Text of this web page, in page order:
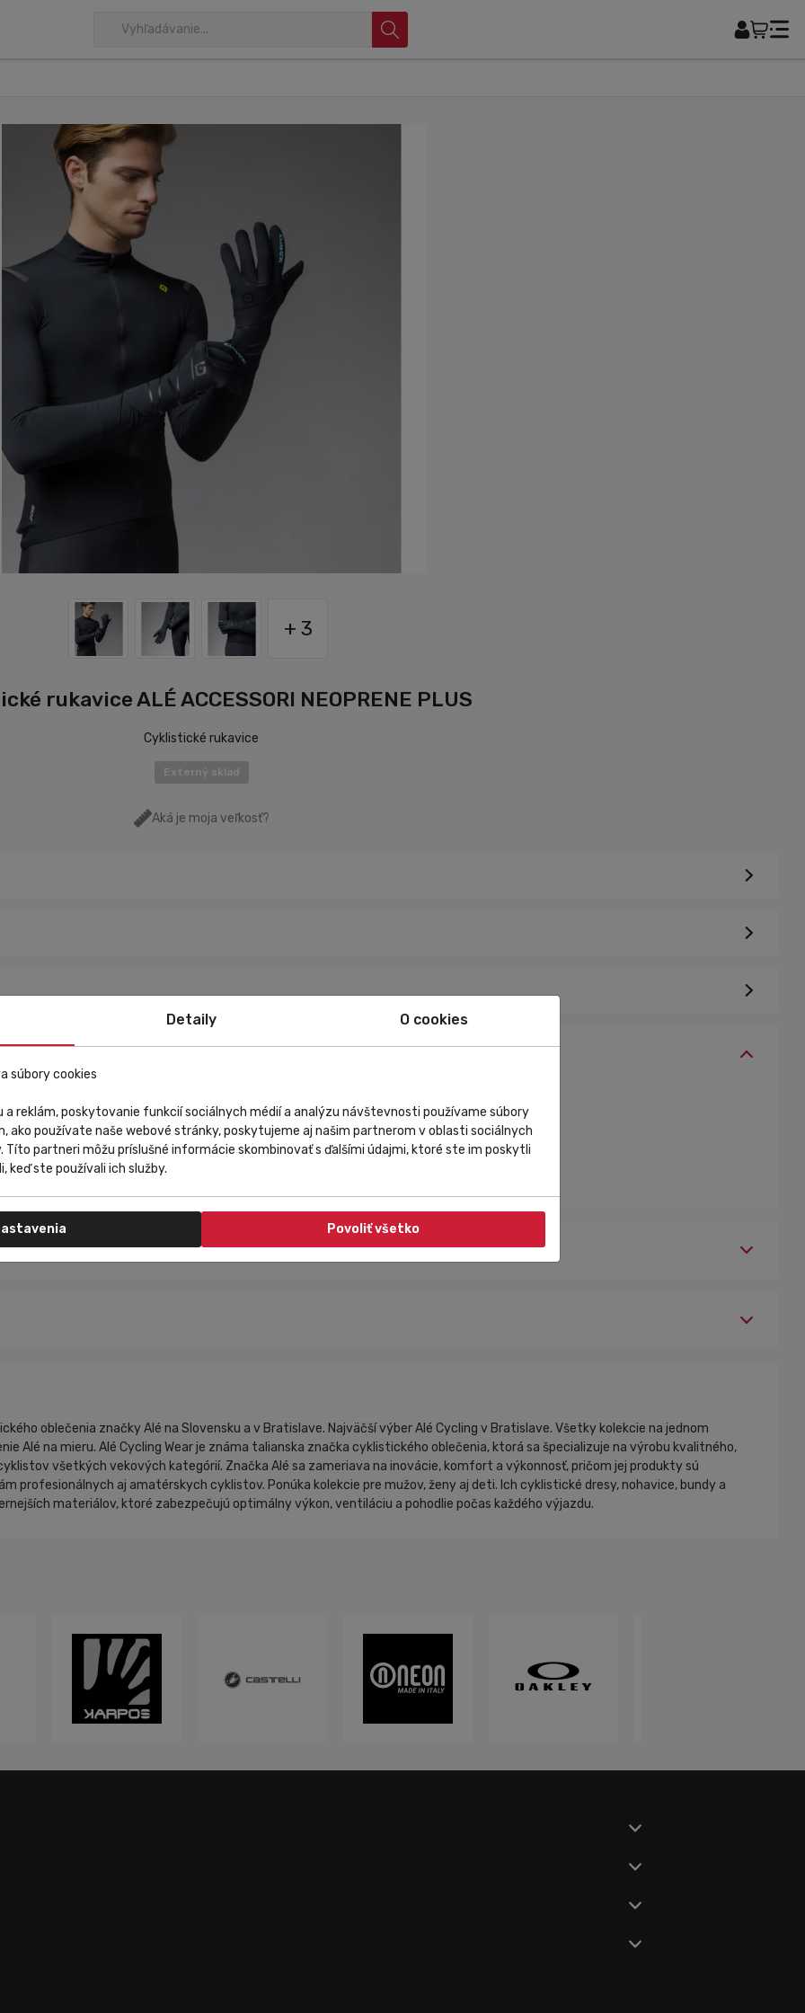
+ 3
rukavice ALÉ ACCESSORI NEOPRENE PLUS
Cyklistické rukavice
Externý sklad
Aká je moja veľkosť?
navržené pro maximální ochranu před studenou vodou.
a sněhu.
oblečenia značky Alé na Slovensku a v Bratislave. Najväčší výber Alé Cycling v Bratislave. Všetky kolekcie na jednom
Alé na mieru. Alé Cycling Wear je známa talianska značka cyklistického oblečenia, ktorá sa špecializuje na výrobu kvalitného,
všetkých vekových kategórií. Značka Alé sa zameriava na inovácie, komfort a výkonnosť, pričom jej produkty sú
profesionálnych aj amatérskych cyklistov. Ponúka kolekcie pre mužov, ženy aj deti. Ich cyklistické dresy, nohavice, bundy a
materiálov, ktoré zabezpečujú optimálny výkon, ventiláciu a pohodlie počas každého výjazdu.
Detaily O cookies
súbory cookies
a reklám, poskytovanie funkcií sociálnych médií a analýzu návštevnosti používame súbory
ako používate naše webové stránky, poskytujeme aj našim partnerom v oblasti sociálnych
Títo partneri môžu príslušné informácie skombinovať s ďalšími údajmi, ktoré ste im poskytli
keď ste používali ich služby.
Povoliť všetko